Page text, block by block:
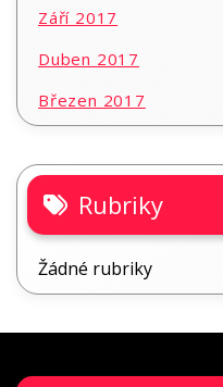
Září 2017
Duben 2017
Březen 2017
Rubriky
Žádné rubriky